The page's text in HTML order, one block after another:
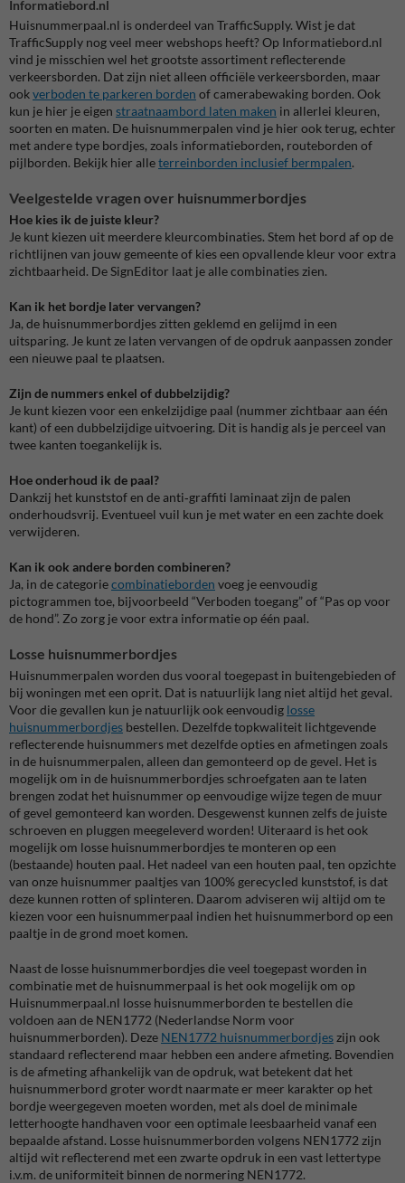
Informatiebord.nl
Huisnummerpaal.nl is onderdeel van TrafficSupply. Wist je dat
TrafficSupply nog veel meer webshops heeft? Op Informatiebord.nl
vind je misschien wel het grootste assortiment reflecterende
verkeersborden. Dat zijn niet alleen officiële verkeersborden, maar
ookverboden te parkeren borden of camerabewaking borden. Ook
kun je hier je eigen straatnaambord laten maken in allerlei kleuren,
soorten en maten. De huisnummerpalen vind je hier ook terug, echter
met andere type bordjes, zoals informatieborden, routeborden of
pijlborden. Bekijk hier alleterreinborden inclusief bermpalen.
Veelgestelde vragen over huisnummerbordjes
Hoe kies ik de juiste kleur?
Je kunt kiezen uit meerdere kleurcombinaties. Stem het bord af op de
richtlijnen van jouw gemeente of kies een opvallende kleur voor extra
zichtbaarheid. De SignEditor laat je alle combinaties zien.
Kan ik het bordje later vervangen?
Ja, de huisnummerbordjes zitten geklemd en gelijmd in een
uitsparing. Je kunt ze laten vervangen of de opdruk aanpassen zonder
een nieuwe paal te plaatsen.
Zijn de nummers enkel of dubbelzijdig?
Je kunt kiezen voor een enkelzijdige paal (nummer zichtbaar aan één
kant) of een dubbelzijdige uitvoering. Dit is handig als je perceel van
twee kanten toegankelijk is.
Hoe onderhoud ik de paal?
Dankzij het kunststof en de anti‑graffiti laminaat zijn de palen
onderhoudsvrij. Eventueel vuil kun je met water en een zachte doek
verwijderen.
Kan ik ook andere borden combineren?
Ja, in de categoriecombinatieborden voeg je eenvoudig
pictogrammen toe, bijvoorbeeld “Verboden toegang” of “Pas op voor
de hond”. Zo zorg je voor extra informatie op één paal.
Losse huisnummerbordjes
Huisnummerpalen worden dus vooral toegepast in buitengebieden of
bij woningen met een oprit. Dat is natuurlijk lang niet altijd het geval.
Voor die gevallen kun je natuurlijk ook eenvoudig losse
huisnummerbordjes bestellen. Dezelfde topkwaliteit lichtgevende
reflecterende huisnummers met dezelfde opties en afmetingen zoals
in de huisnummerpalen, alleen dan gemonteerd op de gevel. Het is
mogelijk om in de huisnummerbordjes schroefgaten aan te laten
brengen zodat het huisnummer op eenvoudige wijze tegen de muur
of gevel gemonteerd kan worden. Desgewenst kunnen zelfs de juiste
schroeven en pluggen meegeleverd worden! Uiteraard is het ook
mogelijk om losse huisnummerbordjes te monteren op een
(bestaande) houten paal. Het nadeel van een houten paal, ten opzichte
van onze huisnummer paaltjes van 100% gerecycled kunststof, is dat
deze kunnen rotten of splinteren. Daarom adviseren wij altijd om te
kiezen voor een huisnummerpaal indien het huisnummerbord op een
paaltje in de grond moet komen.
Naast de losse huisnummerbordjes die veel toegepast worden in
combinatie met de huisnummerpaal is het ook mogelijk om op
Huisnummerpaal.nl losse huisnummerborden te bestellen die
voldoen aan de NEN1772 (Nederlandse Norm voor
huisnummerborden). Deze NEN1772 huisnummerbordjeszijn ook
standaard reflecterend maar hebben een andere afmeting. Bovendien
is de afmeting afhankelijk van de opdruk, wat betekent dat het
huisnummerbord groter wordt naarmate er meer karakter op het
bordje weergegeven moeten worden, met als doel de minimale
letterhoogte handhaven voor een optimale leesbaarheid vanaf een
bepaalde afstand. Losse huisnummerborden volgens NEN1772 zijn
altijd wit reflecterend met een zwarte opdruk in een vast lettertype
i.v.m. de uniformiteit binnen de normering NEN1772.